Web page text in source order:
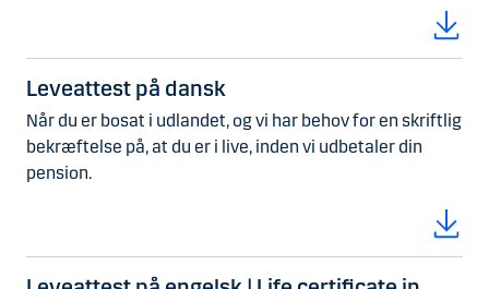
Leveattest på dansk
Når du er bosat i udlandet, og vi har behov for en skriftlig
bekræftelse på, at du er i live, inden vi udbetaler din
pension.